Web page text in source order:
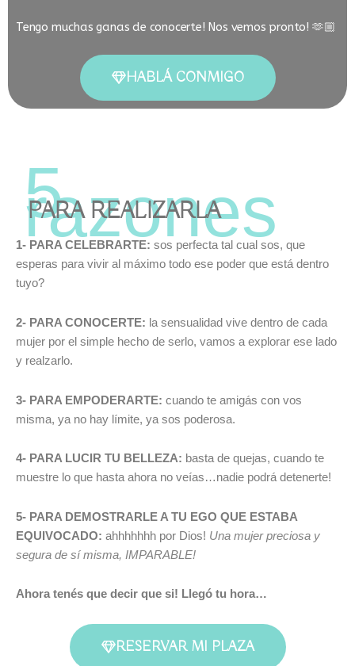
Tengo muchas ganas de conocerte! Nos vemos pronto! 🫶🏼
HABLÁ CONMIGO
PARA REALIZARLA
1- PARA CELEBRARTE: sos perfecta tal cual sos, que
esperas para vivir al máximo todo ese poder que está dentro
tuyo?
2- PARA CONOCERTE: la sensualidad vive dentro de cada
mujer por el simple hecho de serlo, vamos a explorar ese lado
y realzarlo.
3- PARA EMPODERARTE: cuando te amigás con vos
misma, ya no hay límite, ya sos poderosa.
4- PARA LUCIR TU BELLEZA: basta de quejas, cuando te
muestre lo que hasta ahora no veías…nadie podrá detenerte!
5- PARA DEMOSTRARLE A TU EGO QUE ESTABA
EQUIVOCADO: ahhhhhhh por Dios! Una mujer preciosa y
segura de sí misma, IMPARABLE!
Ahora tenés que decir que si! Llegó tu hora…
RESERVAR MI PLAZA